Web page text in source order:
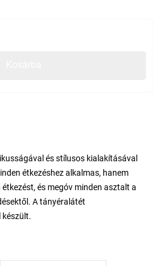
és stílusos kialakításával
étkezéshez alkalmas, hanem
és megóv minden asztalt a
A tányéralátét